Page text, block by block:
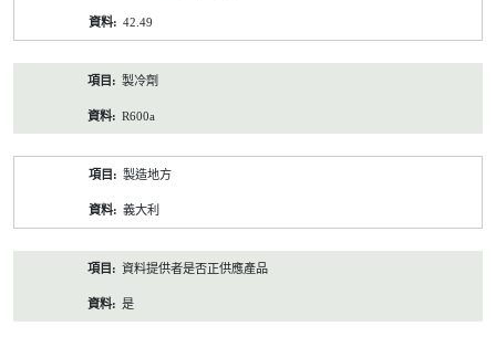
42.49
製冷劑
R600a
製造地方
義大利
資料提供者是否正供應產品
是